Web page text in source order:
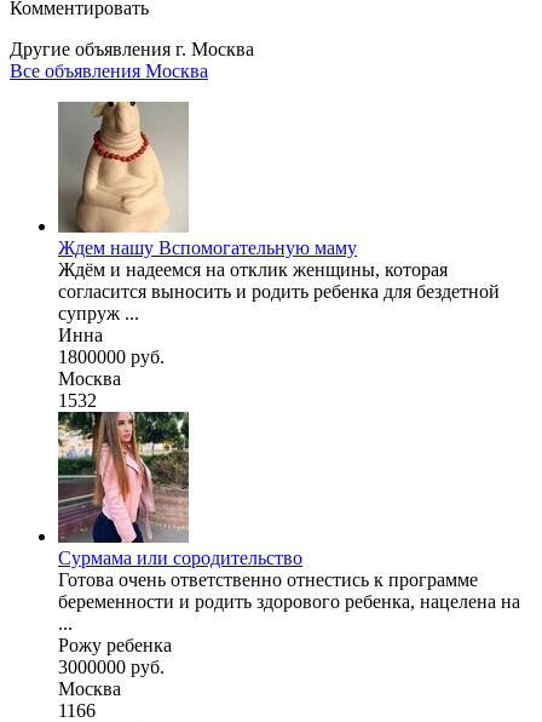
Комментировать
Другие объявления г. Москва
Все объявления Москва
Ждем нашу Вспомогательную маму
Ждём и надеемся на отклик женщины, которая
согласится выносить и родить ребенка для бездетной
супруж ...
Инна
1800000 руб.
Москва
1532
Сурмама или сородительство
Готова очень ответственно отнестись к программе
беременности и родить здорового ребенка, нацелена на
...
Рожу ребенка
3000000 руб.
Москва
1166